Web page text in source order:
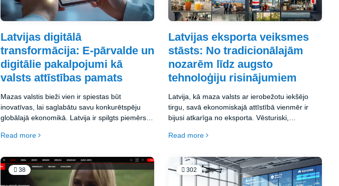
Latvijas digitālā
transformācija: E-pārvalde un
digitālie pakalpojumi kā
valsts attīstības pamats
Mazas valstis bieži vien ir spiestas būt
inovatīvas, lai saglabātu savu konkurētspēju
globālajā ekonomikā. Latvija ir spilgts piemērs
pakalpojumu līderi, izveidojot vienu no
Šajā rakstā aplūkosim Latvijas digitālās
transformācijas stāstu, galvenos sasniegumus
e-pārvaldes jomā un to, kā digitālie pakalpojumi
Read more
Latvijas eksporta veiksmes
stāsts: No tradicionālajām
nozarēm līdz augsto
tehnoloģiju risinājumiem
Latvija, kā maza valsts ar ierobežotu iekšējo
tirgu, savā ekonomiskajā attīstībā vienmēr ir
bijusi atkarīga no eksporta. Vēsturiski,
stāvoklim Baltijas jūras krastā, tirdzniecība ir
sastāvdaļa.
Read more
38 302